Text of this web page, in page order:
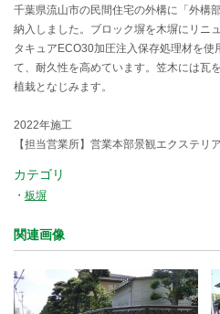
千葉県流山市の民間住宅の外構に「外構
納入しました。ブロック塀を木塀にリニ
タキュアECO30加圧注入保存処理材を使
て、耐久性を高めています。笠木には瓦
植栽となじみます。
2022年施工
【担当営業所】営業本部景観エクステ
カテゴリ
板塀
関連画像